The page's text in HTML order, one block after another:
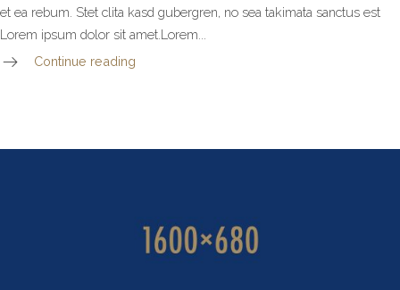
et ea rebum. Stet clita kasd gubergren, no sea takimata sanctus est
Lorem ipsum dolor sit amet.Lorem...
Continue reading